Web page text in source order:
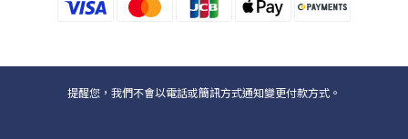
提醒您，我們不會以電話或簡訊方式通知變更付款方式。